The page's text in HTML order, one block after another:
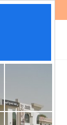
en